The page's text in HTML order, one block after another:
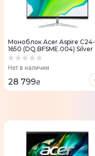
Моноблок Acer Aspire C24-
1650 (DQ.BFSME.004) Silver
Нет в наличии
28 799₴